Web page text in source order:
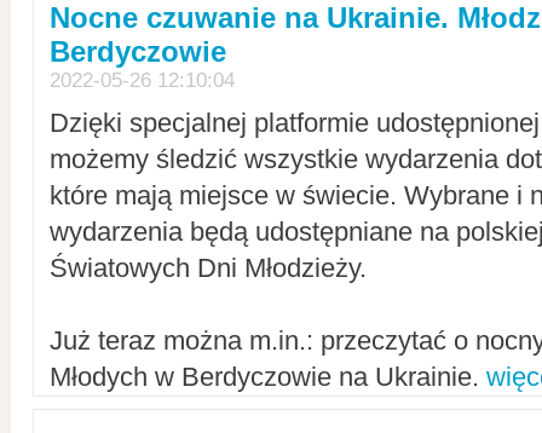
Nocne czuwanie na Ukrainie.
Berdyczowie
2022-05-26 12:10:04
Dzięki specjalnej platformie
możemy śledzić wszystkie wydarzenia
które mają miejsce w świecie. Wybrane i
wydarzenia będą udostępniane na
Światowych Dni Młodzieży.
Już teraz można m.in.: przeczytać o
Młodych w Berdyczowie na Ukrainie.